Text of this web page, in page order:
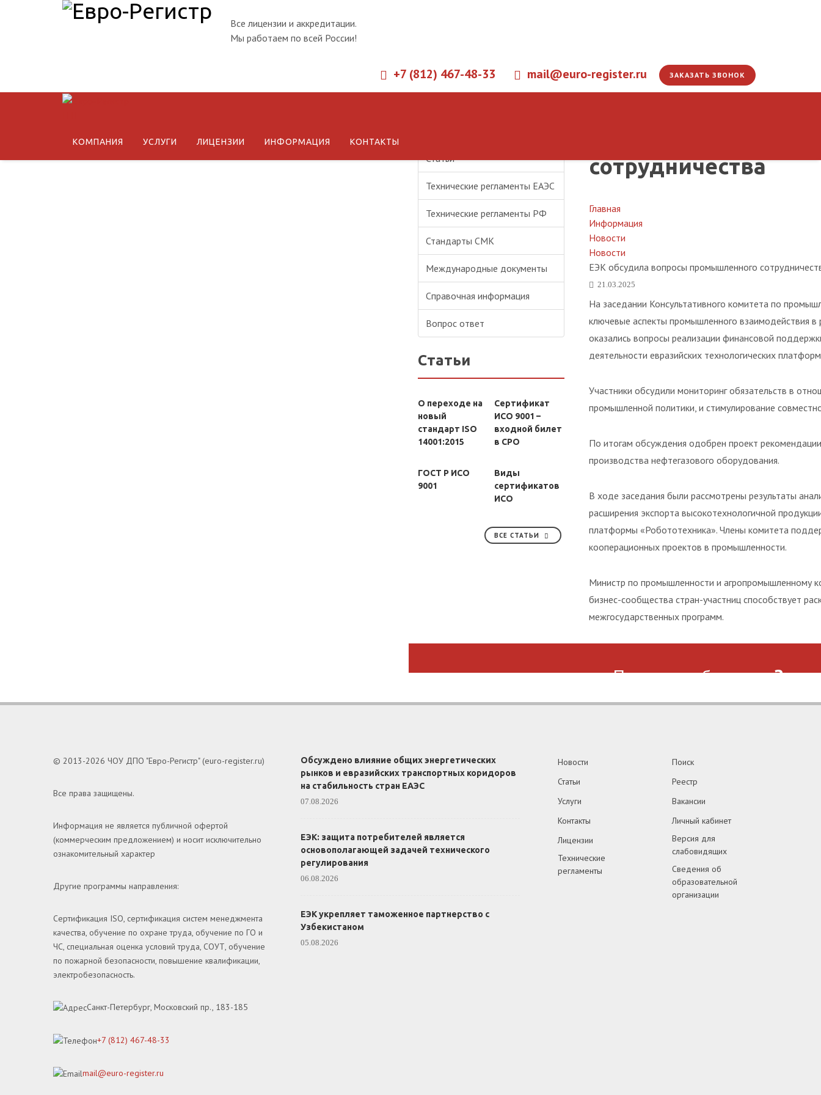
Все лицензии и аккредитации.
Мы работаем по всей России!
+7 (812) 467-48-33 mail@euro-register.ru ЗАКАЗАТЬ ЗВОНОК
КОМПАНИЯ УСЛУГИ ЛИЦЕНЗИИ ИНФОРМАЦИЯ КОНТАКТЫ
Статьи
Технические регламенты ЕАЭС
Технические регламенты РФ
Стандарты СМК
Международные документы
Справочная информация
Вопрос ответ
Статьи
О переходе на
новый
стандарт ISO
14001:2015
Сертификат
ИСО 9001 –
входной билет
в СРО
ГОСТ Р ИСО
9001
Виды
сертификатов
ИСО
ВСЕ СТАТЬИ
сотрудничества
Главная
Информация
Новости
Новости
ЕЭК обсудила вопросы промышленного
21.03.2025
На заседании Консультативного комитета по
ключевые аспекты промышленного взаимодействия в
оказались вопросы реализации финансовой
деятельности евразийских технологических
Участники обсудили мониторинг обязательств в
промышленной политики, и стимулирование
По итогам обсуждения одобрен проект
производства нефтегазового оборудования.
В ходе заседания были рассмотрены результаты
расширения экспорта высокотехнологичной
платформы «Робототехника». Члены комитета
кооперационных проектов в промышленности.
Министр по промышленности и агропромышленному
бизнес-сообщества стран-участниц способствует
межгосударственных программ.
Помогаем бизнесу
© 2013-2026 ЧОУ ДПО "Евро-Регистр" (euro-register.ru)
Все права защищены.
Информация не является публичной офертой
(коммерческим предложением) и носит исключительно
ознакомительный характер
Другие программы направления:
Сертификация ISO, сертификация систем менеджмента
качества, обучение по охране труда, обучение по ГО и
ЧС, специальная оценка условий труда, СОУТ, обучение
по пожарной безопасности, повышение квалификации,
электробезопасность.
Санкт-Петербург, Московский пр., 183-185
+7 (812) 467-48-33
mail@euro-register.ru
Обсуждено влияние общих энергетических
рынков и евразийских транспортных коридоров
на стабильность стран ЕАЭС
07.08.2026
ЕЭК: защита потребителей является
основополагающей задачей технического
регулирования
06.08.2026
ЕЭК укрепляет таможенное партнерство с
Узбекистаном
05.08.2026
Новости
Статьи
Услуги
Контакты
Лицензии
Технические
регламенты
Поиск
Реестр
Вакансии
Личный кабинет
Версия для
слабовидящих
Сведения об
образовательной
организации